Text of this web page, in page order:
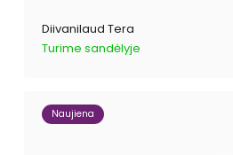
Diivanilaud Tera
Turime sandėlyje
Naujiena